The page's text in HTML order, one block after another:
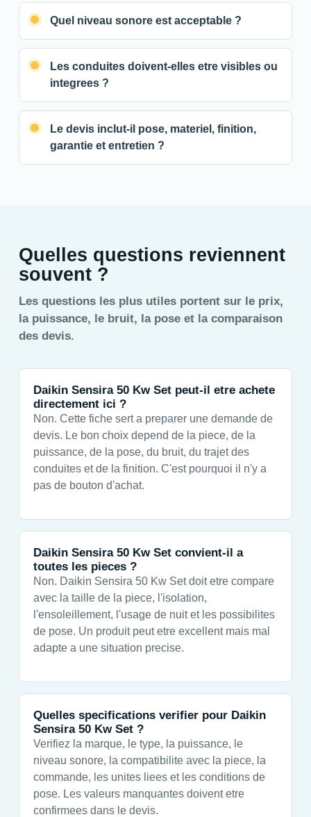
Quel niveau sonore est acceptable ?
Les conduites doivent-elles etre visibles ou
integrees ?
Le devis inclut-il pose, materiel, finition,
garantie et entretien ?
Quelles questions reviennent
souvent ?
Les questions les plus utiles portent sur le prix,
la puissance, le bruit, la pose et la comparaison
des devis.
Daikin Sensira 50 Kw Set peut-il etre achete
directement ici ?
Non. Cette fiche sert a preparer une demande de
devis. Le bon choix depend de la piece, de la
puissance, de la pose, du bruit, du trajet des
conduites et de la finition. C'est pourquoi il n'y a
pas de bouton d'achat.
Daikin Sensira 50 Kw Set convient-il a
toutes les pieces ?
Non. Daikin Sensira 50 Kw Set doit etre compare
avec la taille de la piece, l'isolation,
l'ensoleillement, l'usage de nuit et les possibilites
de pose. Un produit peut etre excellent mais mal
adapte a une situation precise.
Quelles specifications verifier pour Daikin
Sensira 50 Kw Set ?
Verifiez la marque, le type, la puissance, le
niveau sonore, la compatibilite avec la piece, la
commande, les unites liees et les conditions de
pose. Les valeurs manquantes doivent etre
confirmees dans le devis.